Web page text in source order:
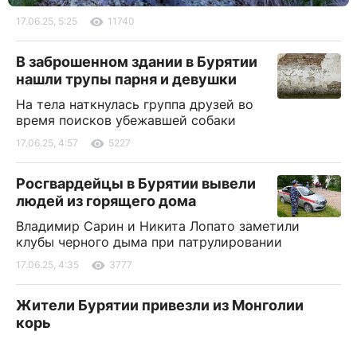
17.06.25, 5:25 11740
В заброшенном здании в Бурятии
нашли трупы парня и девушки
На тела наткнулась группа друзей во
время поисков убежавшей собаки
17.06.25, 4:57 5227
Росгвардейцы в Бурятии вывели
людей из горящего дома
Владимир Сарин и Никита Лопато заметили
клубы черного дыма при патрулировании
17.06.25, 4:35 3777
Жители Бурятии привезли из Монголии
корь